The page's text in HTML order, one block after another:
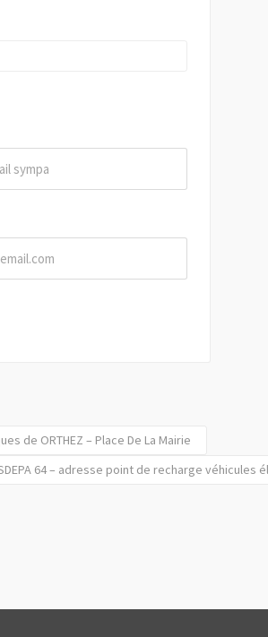
de ORTHEZ – Place De La Mairie
64 – adresse point de recharge véhicules